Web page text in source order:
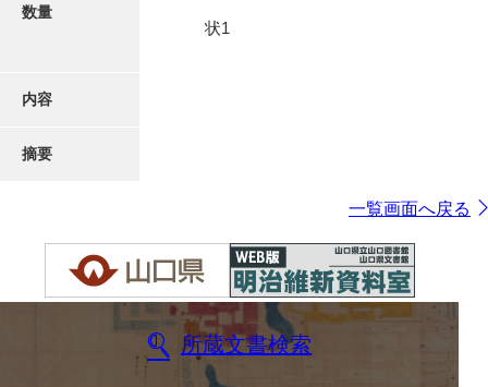
数量
状1
内容
摘要
一覧画面へ戻る
所蔵文書検索